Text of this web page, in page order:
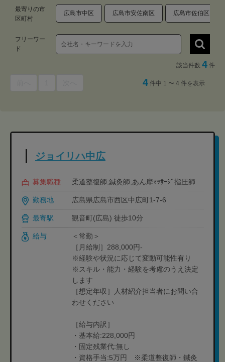
最寄りの市
区町村
広島市中区 広島市安佐南区 広島市佐伯区
フリーワー
ド
該当件数 4 件
4 件中 1 〜 4 件を表示
ジョイリハ中広
募集職種 柔道整復師,鍼灸師,あん摩ﾏｯｻｰｼﾞ指圧師
勤務地 広島県広島市西区中広町1-7-6
最寄駅 観音町(広島) 徒歩10分
給与
＜常勤＞
［月給制］288,000円-
※経験や状況に応じて変動可能性有り
※スキル・能力・経験を考慮のうえ決定
します
［想定年収］人材紹介担当者にお問い合
わせください
［給与内訳］
・基本給:228,000円
・固定残業代:無し
・資格手当:5万円 ※柔道整復師・鍼灸